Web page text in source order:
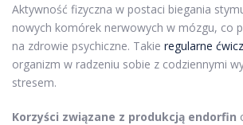
Aktywność fizyczna w postaci biegania
nowych komórek nerwowych w mózgu, co
na zdrowie psychiczne. Takie regularne
organizm w radzeniu sobie z codziennymi
stresem.
Korzyści związane z produkcją endorfin